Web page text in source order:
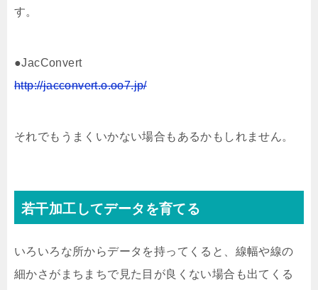
す。
●JacConvert
http://jacconvert.o.oo7.jp/
それでもうまくいかない場合もあるかもしれません。
若干加工してデータを育てる
いろいろな所からデータを持ってくると、線幅や線の
細かさがまちまちで見た目が良くない場合も出てくる